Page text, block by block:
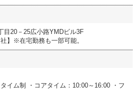
目20－25広小路YMDビル3F
】※在宅勤務も一部可能。
イム制 ・コアタイム：10:00～16:00 ・フ